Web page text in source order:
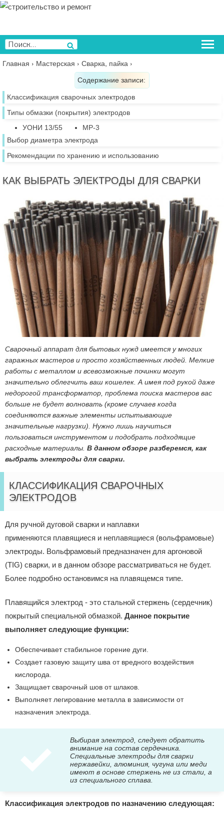
Перейти
содержимому
Искать:
Поиск
Главная › Мастерская › Сварка, пайка ›
Содержание записи:
Классификация сварочных электродов
Типы обмазки (покрытия) электродов
УОНИ 13/55
МР-3
Выбор диаметра электрода
Рекомендации по хранению и использованию
КАК ВЫБРАТЬ ЭЛЕКТРОДЫ ДЛЯ СВАРКИ
Сварочный аппарат для бытовых нужд имеется у многих
гаражных мастеров и просто хозяйственных людей. Мелкие
работы с металлом и всевозможные починки могут
значительно облегчить ваш кошелек. А имея под рукой даже
недорогой трансформатор, проблема поиска мастеров вас
больше не будет волновать (кроме случаев когда
соединяются важные элементы испытывающие
значительные нагрузки). Нужно лишь научиться
пользоваться инструментом и подобрать подходящие
расходные материалы. В данном обзоре разберемся, как
выбрать электроды для сварки.
КЛАССИФИКАЦИЯ СВАРОЧНЫХ
ЭЛЕКТРОДОВ
Для ручной дуговой сварки и наплавки
применяются плавящиеся и неплавящиеся (вольфрамовые)
электроды. Вольфрамовый предназначен для аргоновой
(TIG) сварки, и в данном обзоре рассматриваться не будет.
Более подробно остановимся на плавящемся типе.
Плавящийся электрод - это стальной стержень (сердечник)
покрытый специальной обмазкой. Данное покрытие
выполняет следующие функции:
Обеспечивает стабильное горение дуги.
Создает газовую защиту шва от вредного воздействия
кислорода.
Защищает сварочный шов от шлаков.
Выполняет легирование металла в зависимости от
назначения электрода.
Выбирая электрод, следует обратить
внимание на состав сердечника.
Специальные электроды для сварки
нержавейки, алюминия, чугуна или меди
имеют в основе стержень не из стали, а
из специального сплава.
Классификация электродов по назначению следующая: